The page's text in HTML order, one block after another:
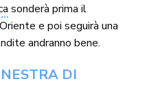
sonderà prima il
e poi seguirà una
andranno bene.
DI